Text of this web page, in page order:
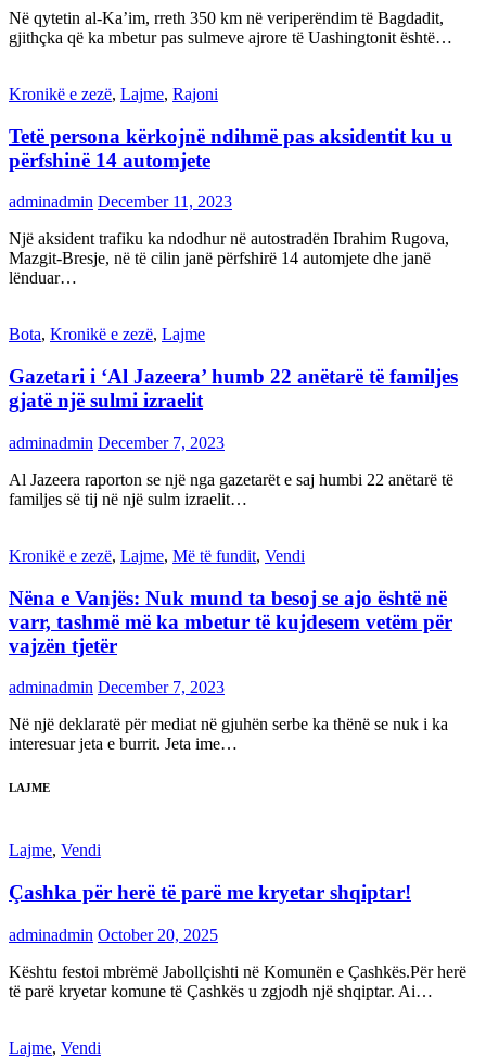
Në qytetin al-Ka’im, rreth 350 km në veriperëndim të Bagdadit,
gjithçka që ka mbetur pas sulmeve ajrore të Uashingtonit është…
Kronikë e zezë, Lajme, Rajoni
Tetë persona kërkojnë ndihmë pas aksidentit ku u
përfshinë 14 automjete
adminadmin December 11, 2023
Një aksident trafiku ka ndodhur në autostradën Ibrahim Rugova,
Mazgit-Bresje, në të cilin janë përfshirë 14 automjete dhe janë
lënduar…
Bota, Kronikë e zezë, Lajme
Gazetari i ‘Al Jazeera’ humb 22 anëtarë të familjes
gjatë një sulmi izraelit
adminadmin December 7, 2023
Al Jazeera raporton se një nga gazetarët e saj humbi 22 anëtarë të
familjes së tij në një sulm izraelit…
Kronikë e zezë, Lajme, Më të fundit, Vendi
Nëna e Vanjës: Nuk mund ta besoj se ajo është në
varr, tashmë më ka mbetur të kujdesem vetëm për
vajzën tjetër
adminadmin December 7, 2023
Në një deklaratë për mediat në gjuhën serbe ka thënë se nuk i ka
interesuar jeta e burrit. Jeta ime…
LAJME
Lajme, Vendi
Çashka për herë të parë me kryetar shqiptar!
adminadmin October 20, 2025
Kështu festoi mbrëmë Jabollçishti në Komunën e Çashkës.Për herë
të parë kryetar komune të Çashkës u zgjodh një shqiptar. Ai…
Lajme, Vendi